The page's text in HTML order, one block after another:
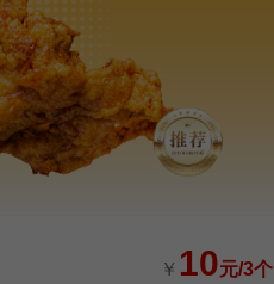
￥ 10元/3个